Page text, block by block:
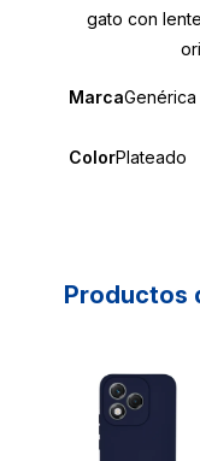
gato con
MarcaGenérica
ColorPlateado
Productos